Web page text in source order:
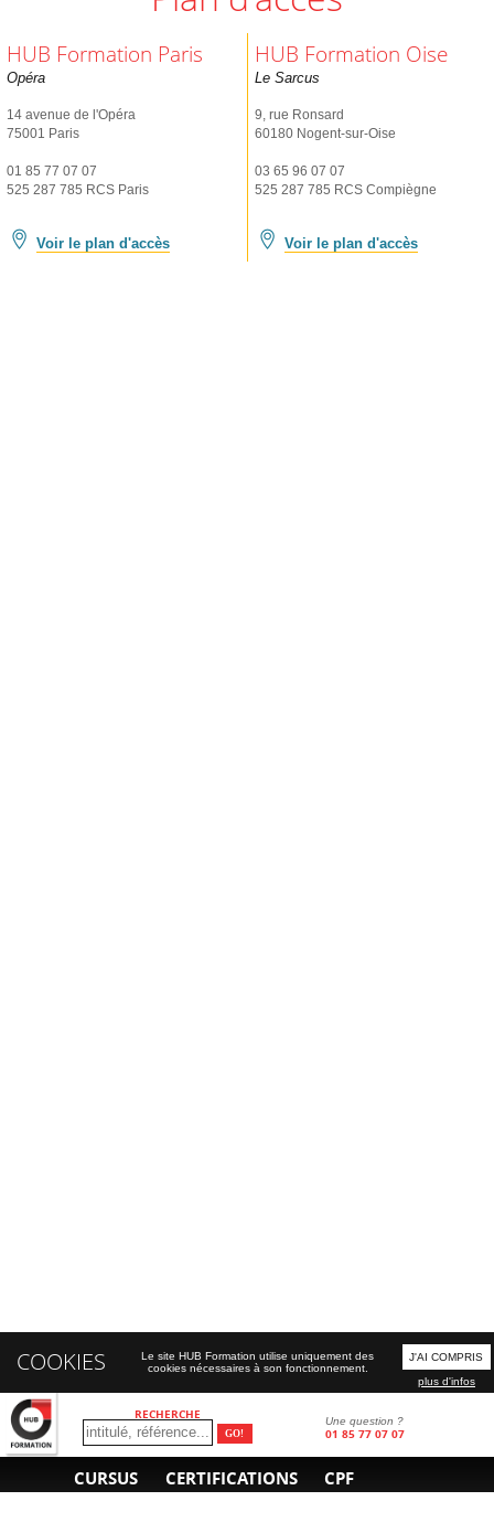
RECHERCHE Une question ?
01 85 77 07 07
CURSUS CERTIFICATIONS CPF
HUB Formation Paris
Opéra
14 avenue de l'Opéra
75001 Paris
01 85 77 07 07
525 287 785 RCS Paris
Voir le plan d'accès
HUB Formation Oise
Le Sarcus
9, rue Ronsard
60180 Nogent-sur-Oise
03 65 96 07 07
525 287 785 RCS Compiègne
Voir le plan d'accès
COOKIES
Le site HUB Formation utilise uniquement des
cookies nécessaires à son fonctionnement.
J'AI COMPRIS
plus d'infos